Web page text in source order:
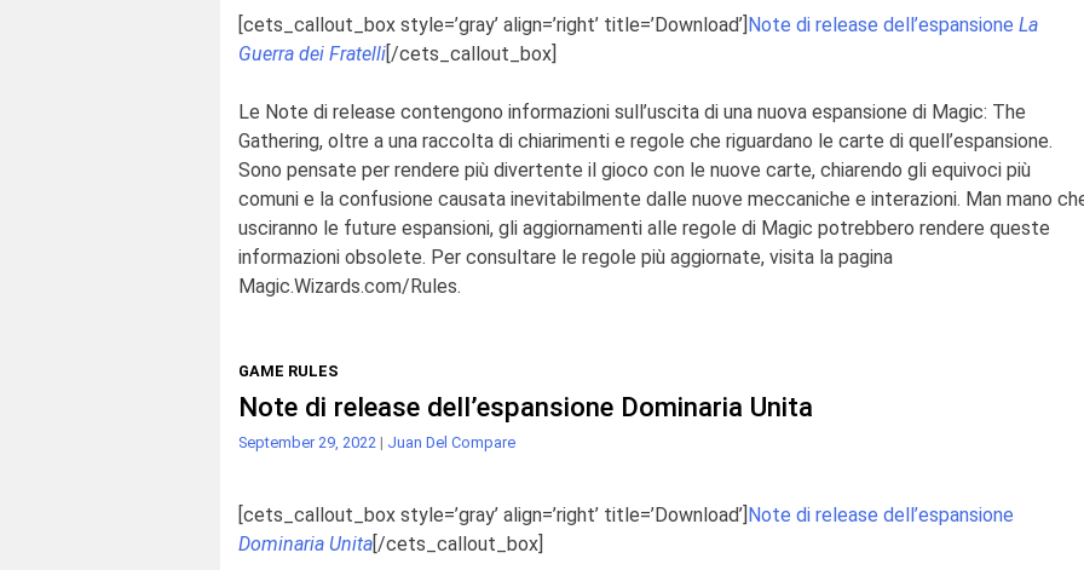
[cets_callout_box style=’gray’ align=’right’ title=’Download’] Note di release dell’espansione La
Guerra dei Fratelli [/cets_callout_box]
Le Note di release contengono informazioni sull’uscita di una nuova espansione di Magic: The
Gathering, oltre a una raccolta di chiarimenti e regole che riguardano le carte di quell’espansione.
Sono pensate per rendere più divertente il gioco con le nuove carte, chiarendo gli equivoci più
comuni e la confusione causata inevitabilmente dalle nuove meccaniche e interazioni. Man mano
usciranno le future espansioni, gli aggiornamenti alle regole di Magic potrebbero rendere queste
informazioni obsolete. Per consultare le regole più aggiornate, visita la pagina
Magic.Wizards.com/Rules.
GAME RULES
Note di release dell’espansione Dominaria Unita
September 29, 2022 | Juan Del Compare
[cets_callout_box style=’gray’ align=’right’ title=’Download’] Note di release dell’espansione
Dominaria Unita [/cets_callout_box]